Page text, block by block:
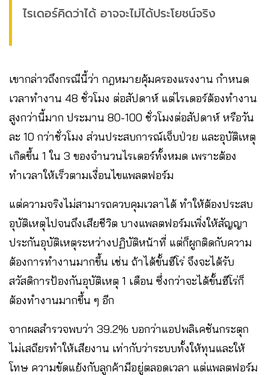
ไรเดอร์คิดว่าได้ อาจจะไม่ได้ประโยชน์จริง
เขากล่าวถึงกรณีนี้ว่า กฎหมายคุ้มครองแรงงาน กำหนด
เวลาทำงาน 48 ชั่วโมง ต่อสัปดาห์ แต่ไรเดอร์ต้องทำงาน
สูงกว่านี้มาก ประมาน 80-100 ชั่วโมงต่อสัปดาห์ หรือวัน
ละ 10 กว่าชั่วโมง ส่วนประสบการณ์เจ็บป่วย และอุบัติเหตุ
เกิดขึ้น 1 ใน 3 ของจำนวนไรเดอร์ทั้งหมด เพราะต้อง
ทำเวลาให้เร็วตามเงื่อนไขแพลตฟอร์ม
แต่ความจริงไม่สามารถควบคุมเวลาได้ ทำให้ต้องประสบ
อุบัติเหตุไปจนถึงเสียชีวิต บางแพลตฟอร์มเพิ่งให้สัญญา
ประกันอุบัติเหตุระหว่างปฏิบัติหน้าที่ แต่ก็ผูกติดกับความ
ต้องการทำงานมากขึ้น เช่น ถ้าได้ขั้นฮีโร่ จึงจะได้รับ
สวัสดิการป้องกันอุบัติเหตุ 1 เดือน ซึ่งกว่าจะได้ขั้นฮีโร่ก็
ต้องทำงานมากขึ้น ๆ อีก
จากผลสำรวจพบว่า 39.2% บอกว่าแอปพลิเคชันกระตุก
ไม่เสถียรทำให้เสียงาน เท่ากับว่าระบบทั้งให้ทุนและให้
โทษ ความขัดแย้งกับลูกค้ามีอยู่ตลอดเวลา แต่แพลตฟอร์ม